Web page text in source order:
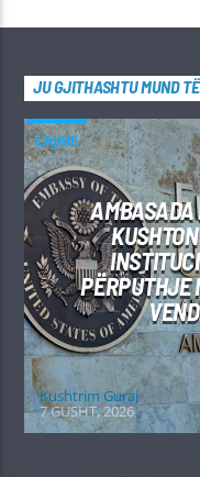
JU GJITHASHTU MUND
LAJME
AMBASADA
PËRPUTHJE
Kushtrim Guraj
7 GUSHT, 2026